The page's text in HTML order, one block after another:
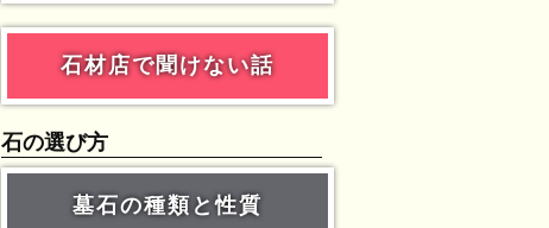
石材店で聞けない話
石の選び方
墓石の種類と性質